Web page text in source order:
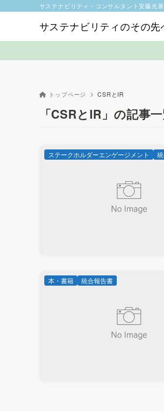
サステナビリティのその先
サステナビリティ・コンサルタント安藤光
トップページ CSRとIR
「CSRとIR」の記事
ステークホルダーエンゲージメント
本・書籍 統合報告書